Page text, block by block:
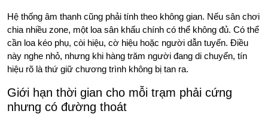
Hệ thống âm thanh cũng phải tính theo không gian. Nếu sân chơi
chia nhiều zone, một loa sân khấu chính có thể không đủ. Có thể
cần loa kéo phụ, còi hiệu, cờ hiệu hoặc người dẫn tuyến. Điều
này nghe nhỏ, nhưng khi hàng trăm người đang di chuyển, tín
hiệu rõ là thứ giữ chương trình không bị tan ra.
Giới hạn thời gian cho mỗi trạm phải cứng
nhưng có đường thoát